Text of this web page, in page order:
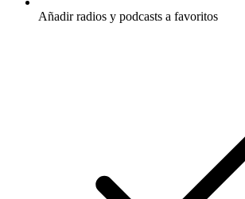
Añadir radios y podcasts a favoritos